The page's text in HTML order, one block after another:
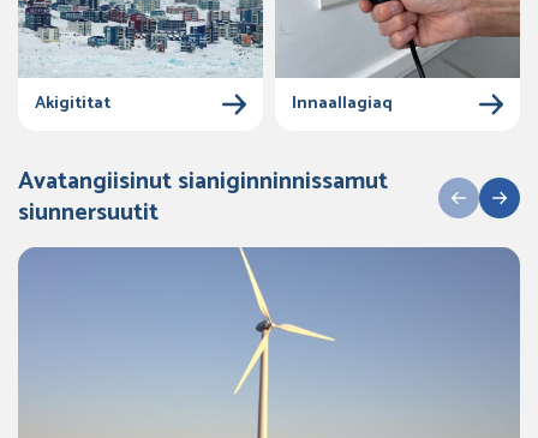
Akigititat Innaallagiaq
Avatangiisinut sianiginninnissamut
siunnersuutit